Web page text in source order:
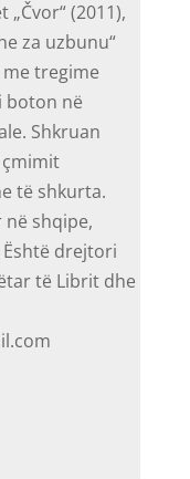
(2011),
za uzbunu“
tregime
boton në
Shkruan
të shkurta.
shqipe,
drejtori
të Librit dhe